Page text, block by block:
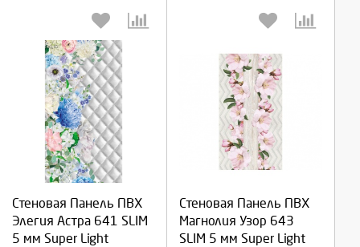
Стеновая Панель ПВХ
Элегия Астра 641 SLIM
5 мм Super Light
Выберите количество:
Продолжить
Стеновая Панель ПВХ
Магнолия Узор 643
SLIM 5 мм Super Light
Выберите количество:
Продолжить